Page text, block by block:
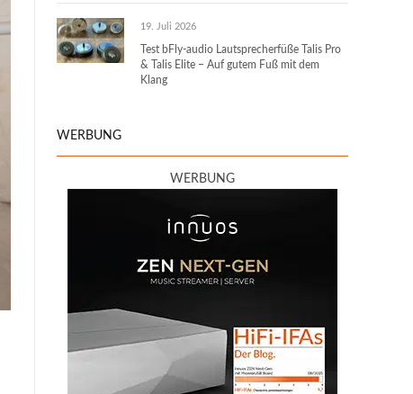
19. Juli 2026
Test bFly-audio Lautsprecherfüße Talis Pro
& Talis Elite – Auf gutem Fuß mit dem
Klang
WERBUNG
WERBUNG